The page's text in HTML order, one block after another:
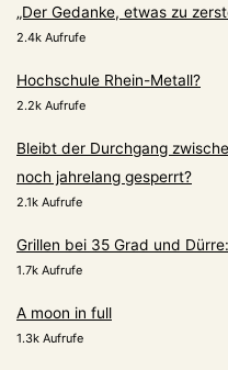
„Der Gedanke, etwas zu
2.4k Aufrufe
Hochschule Rhein-Metall?
2.2k Aufrufe
Bleibt der Durchgang
noch jahrelang gesperrt?
2.1k Aufrufe
Grillen bei 35 Grad und
1.7k Aufrufe
A moon in full
1.3k Aufrufe